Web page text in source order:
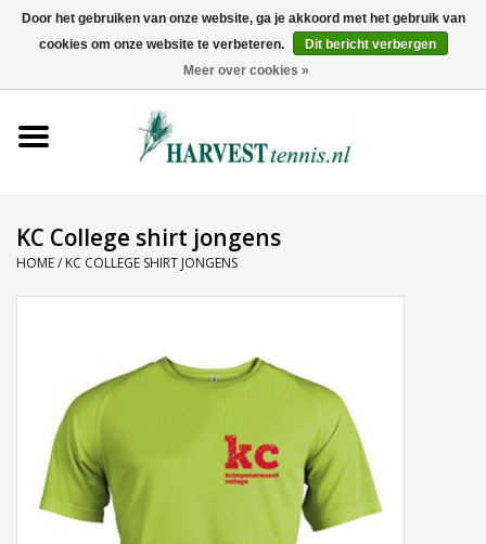
0 Artikelen - €0,00
Tenniskleding
Snaren
Accessoires
KC College shirt jongens
HOME/ KC COLLEGE SHIRT JONGENS
Door het gebruiken van onze website, ga je akkoord met het gebruik van
cookies om onze website te verbeteren.
Dit bericht verbergen
Meer over cookies »